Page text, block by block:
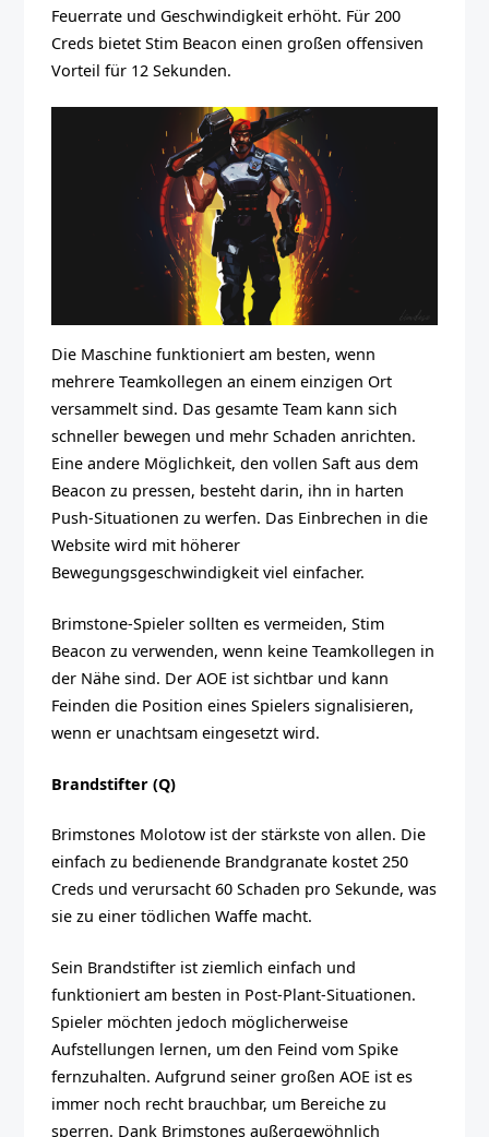
Feuerrate und Geschwindigkeit erhöht. Für 200
Creds bietet Stim Beacon einen großen offensiven
Vorteil für 12 Sekunden.
Die Maschine funktioniert am besten, wenn
mehrere Teamkollegen an einem einzigen Ort
versammelt sind. Das gesamte Team kann sich
schneller bewegen und mehr Schaden anrichten.
Eine andere Möglichkeit, den vollen Saft aus dem
Beacon zu pressen, besteht darin, ihn in harten
Push-Situationen zu werfen. Das Einbrechen in die
Website wird mit höherer
Bewegungsgeschwindigkeit viel einfacher.
Brimstone-Spieler sollten es vermeiden, Stim
Beacon zu verwenden, wenn keine Teamkollegen in
der Nähe sind. Der AOE ist sichtbar und kann
Feinden die Position eines Spielers signalisieren,
wenn er unachtsam eingesetzt wird.
Brandstifter (Q)
Brimstones Molotow ist der stärkste von allen. Die
einfach zu bedienende Brandgranate kostet 250
Creds und verursacht 60 Schaden pro Sekunde, was
sie zu einer tödlichen Waffe macht.
Sein Brandstifter ist ziemlich einfach und
funktioniert am besten in Post-Plant-Situationen.
Spieler möchten jedoch möglicherweise
Aufstellungen lernen, um den Feind vom Spike
fernzuhalten. Aufgrund seiner großen AOE ist es
immer noch recht brauchbar, um Bereiche zu
sperren. Dank Brimstones außergewöhnlich